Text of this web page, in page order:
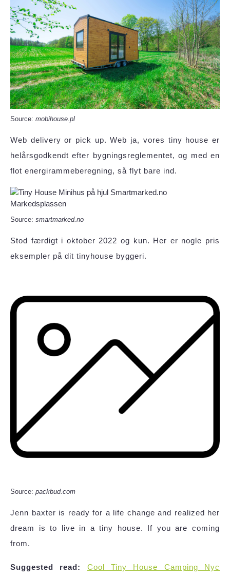
Source: mobihouse.pl
Web delivery or pick up. Web ja, vores tiny house er
helårsgodkendt efter bygningsreglementet, og med en
flot energirammeberegning, så flyt bare ind.
Source: smartmarked.no
Stod færdigt i oktober 2022 og kun. Her er nogle pris
eksempler på dit tinyhouse byggeri.
Source: packbud.com
Jenn baxter is ready for a life change and realized her
dream is to live in a tiny house. If you are coming
from.
Suggested read: Cool Tiny House Camping Nyc